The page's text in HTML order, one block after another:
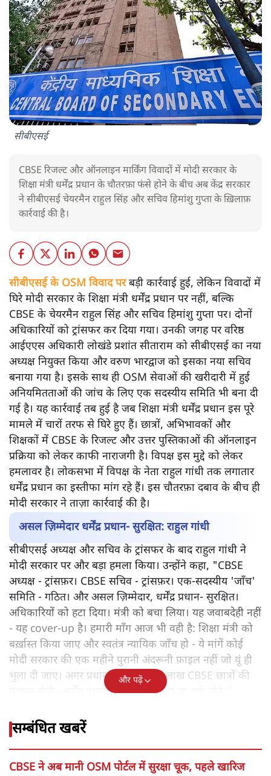
सीबीएसई
CBSE रिजल्ट और ऑनलाइन मार्किंग विवादों में मोदी सरकार के
शिक्षा मंत्री धर्मेंद्र प्रधान के चौतरफ़ा फंसे होने के बीच अब केंद्र सरकार
ने सीबीएसई चेयरमैन राहुल सिंह और सचिव हिमांशु गुप्ता के ख़िलाफ़
कार्रवाई की है।
सीबीएसई के OSM विवाद परबड़ी कार्रवाई हुई, लेकिन विवादों में
घिरे मोदी सरकार के शिक्षा मंत्री धर्मेंद्र प्रधान पर नहीं, बल्कि
CBSE के चेयरमैन राहुल सिंह और सचिव हिमांशु गुप्ता पर। दोनों
अधिकारियों को ट्रांसफर कर दिया गया। उनकी जगह पर वरिष्ठ
आईएएस अधिकारी लोखंडे प्रशांत सीताराम को सीबीएसई का नया
अध्यक्ष नियुक्त किया और वरुण भारद्वाज को इसका नया सचिव
बनाया गया है। इसके साथ ही OSM सेवाओं की खरीदारी में हुई
अनियमितताओं की जांच के लिए एक सदस्यीय समिति भी बना दी
गई है। यह कार्रवाई तब हुई है जब शिक्षा मंत्री धर्मेंद्र प्रधान इस पूरे
मामले में चारों तरफ से घिरे हुए हैं। छात्रों, अभिभावकों और
शिक्षकों में CBSE के रिजल्ट और उत्तर पुस्तिकाओं की ऑनलाइन
प्रक्रिया को लेकर काफी नाराजगी है। विपक्ष इस मुद्दे को लेकर
हमलावर है। लोकसभा में विपक्ष के नेता राहुल गांधी तक लगातार
धर्मेंद्र प्रधान का इस्तीफा मांग रहे हैं। इस चौतरफ़ा दबाव के बीच ही
मोदी सरकार ने ताज़ा कार्रवाई की है।
असल ज़िम्मेदार धर्मेंद्र प्रधान- सुरक्षित: राहुल गांधी
सीबीएसई अध्यक्ष और सचिव के ट्रांसफर के बाद राहुल गांधी ने
मोदी सरकार पर और बड़ा हमला किया। उन्होंने कहा, "CBSE
अध्यक्ष - ट्रांसफ़र। CBSE सचिव - ट्रांसफ़र। एक-सदस्यीय 'जाँच'
समिति - गठित। और असल ज़िम्मेदार, धर्मेंद्र प्रधान- सुरक्षित।
अधिकारियों को हटा दिया। मंत्री को बचा लिया। यह जवाबदेही नहीं
- यह cover-up है। हमारी माँग आज भी वही है: शिक्षा मंत्री को
बर्ख़ास्त किया जाए और स्वतंत्र न्यायिक जाँच हो - ये मांगें कोई
मोदी सरकार की एक महीने पुरानी अंदरूनी फ़ाइल नहीं जो यूं ही
भुला दी जाए। अगर प्रधानमंत्री को 18.5 लाख CBSE छात्रों की
परवाह होती - धर्मेंद्र प्रधान जी कब के हटाए जा चुके होते।"
और पढ़ें
सम्बंधित खबरें
CBSE ने अब मानी OSM पोर्टल में सुरक्षा चूक, पहले खारिज